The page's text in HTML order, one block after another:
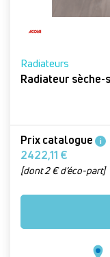
Radiateurs
Prix catalogue i
2422,11 €
[dont 2 € d’éco-part]